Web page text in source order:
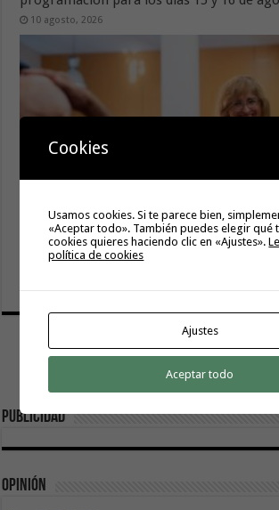
10 agosto, 2026
El servicio informativo itinerante de ‘La
Acompaña’ llega este lunes a Hermigua
Publicidad
Opinión
Cookies
Usamos cookies. Si te parece bien,
«Aceptar todo». También puedes elegir qué
cookies quieres haciendo clic en «Ajustes».
política de cookies
Ajustes
Aceptar todo